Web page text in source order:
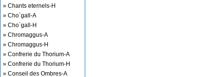
» Chants eternels-H
» Cho`gall-A
» Cho`gall-H
» Chromaggus-A
» Chromaggus-H
» Confrerie du Thorium-A
» Confrerie du Thorium-H
» Conseil des Ombres-A